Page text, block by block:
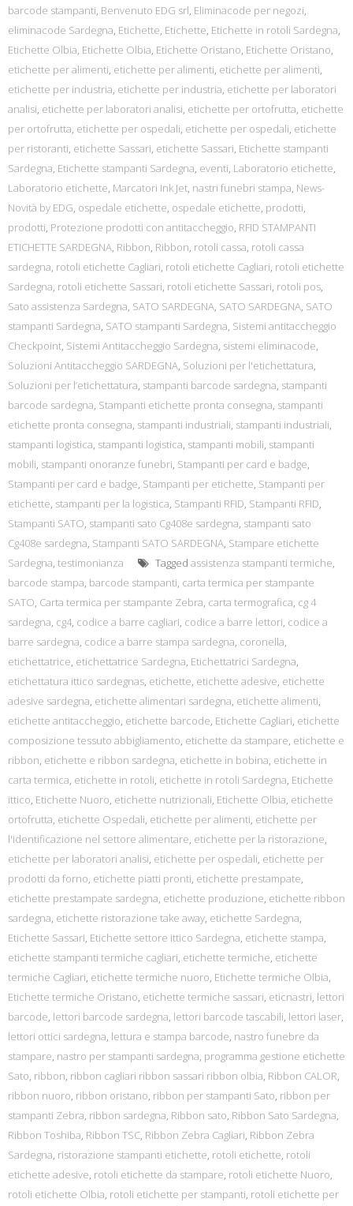
barcode stampanti, Benvenuto EDG srl, Eliminacode per negozi,
eliminacode Sardegna, Etichette, Etichette, Etichette in rotoli Sardegna,
Etichette Olbia, Etichette Olbia, Etichette Oristano, Etichette Oristano,
etichette per alimenti, etichette per alimenti, etichette per alimenti,
etichette per industria, etichette per industria, etichette per laboratori
analisi, etichette per laboratori analisi, etichette per ortofrutta, etichette
per ortofrutta, etichette per ospedali, etichette per ospedali, etichette
per ristoranti, etichette Sassari, etichette Sassari, Etichette stampanti
Sardegna, Etichette stampanti Sardegna, eventi, Laboratorio etichette,
Laboratorio etichette, Marcatori Ink Jet, nastri funebri stampa, News-
Novità by EDG, ospedale etichette, ospedale etichette, prodotti,
prodotti, Protezione prodotti con antitaccheggio, RFID STAMPANTI
ETICHETTE SARDEGNA, Ribbon, Ribbon, rotoli cassa, rotoli cassa
sardegna, rotoli etichette Cagliari, rotoli etichette Cagliari, rotoli etichette
Sardegna, rotoli etichette Sassari, rotoli etichette Sassari, rotoli pos,
Sato assistenza Sardegna, SATO SARDEGNA, SATO SARDEGNA, SATO
stampanti Sardegna, SATO stampanti Sardegna, Sistemi antitaccheggio
Checkpoint, Sistemi Antitaccheggio Sardegna, sistemi eliminacode,
Soluzioni Antitaccheggio SARDEGNA, Soluzioni per l'etichettatura,
Soluzioni per l’etichettatura, stampanti barcode sardegna, stampanti
barcode sardegna, Stampanti etichette pronta consegna, stampanti
etichette pronta consegna, stampanti industriali, stampanti industriali,
stampanti logistica, stampanti logistica, stampanti mobili, stampanti
mobili, stampanti onoranze funebri, Stampanti per card e badge,
Stampanti per card e badge, Stampanti per etichette, Stampanti per
etichette, stampanti per la logistica, Stampanti RFID, Stampanti RFID,
Stampanti SATO, stampanti sato Cg408e sardegna, stampanti sato
Cg408e sardegna, Stampanti SATO SARDEGNA, Stampare etichette
Sardegna, testimonianza Tagged assistenza stampanti termiche,
barcode stampa, barcode stampanti, carta termica per stampante
SATO, Carta termica per stampante Zebra, carta termografica, cg 4
sardegna, cg4, codice a barre cagliari, codice a barre lettori, codice a
barre sardegna, codice a barre stampa sardegna, coronella,
etichettatrice, etichettatrice Sardegna, Etichettatrici Sardegna,
etichettatura ittico sardegnas, etichette, etichette adesive, etichette
adesive sardegna, etichette alimentari sardegna, etichette alimenti,
etichette antitaccheggio, etichette barcode, Etichette Cagliari, etichette
composizione tessuto abbigliamento, etichette da stampare, etichette e
ribbon, etichette e ribbon sardegna, etichette in bobina, etichette in
carta termica, etichette in rotoli, etichette in rotoli Sardegna, Etichette
ittico, Etichette Nuoro, etichette nutrizionali, Etichette Olbia, etichette
ortofrutta, etichette Ospedali, etichette per alimenti, etichette per
l'identificazione nel settore alimentare, etichette per la ristorazione,
etichette per laboratori analisi, etichette per ospedali, etichette per
prodotti da forno, etichette piatti pronti, etichette prestampate,
etichette prestampate sardegna, etichette produzione, etichette ribbon
sardegna, etichette ristorazione take away, etichette Sardegna,
Etichette Sassari, Etichette settore ittico Sardegna, etichette stampa,
etichette stampanti termiche cagliari, etichette termiche, etichette
termiche Cagliari, etichette termiche nuoro, Etichette termiche Olbia,
Etichette termiche Oristano, etichette termiche sassari, eticnastri, lettori
barcode, lettori barcode sardegna, lettori barcode tascabili, lettori laser,
lettori ottici sardegna, lettura e stampa barcode, nastro funebre da
stampare, nastro per stampanti sardegna, programma gestione etichette
Sato, ribbon, ribbon cagliari ribbon sassari ribbon olbia, Ribbon CALOR,
ribbon nuoro, ribbon oristano, ribbon per stampanti Sato, ribbon per
stampanti Zebra, ribbon sardegna, Ribbon sato, Ribbon Sato Sardegna,
Ribbon Toshiba, Ribbon TSC, Ribbon Zebra Cagliari, Ribbon Zebra
Sardegna, ristorazione stampanti etichette, rotoli etichette, rotoli
etichette adesive, rotoli etichette da stampare, rotoli etichette Nuoro,
rotoli etichette Olbia, rotoli etichette per stampanti, rotoli etichette per